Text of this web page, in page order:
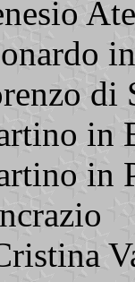
di
in
in